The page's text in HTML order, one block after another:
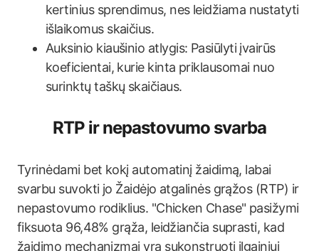
kertinius sprendimus, nes leidžiama nustatyti
išlaikomus skaičius.
Auksinio kiaušinio atlygis: Pasiūlyti įvairūs
koeficientai, kurie kinta priklausomai nuo
surinktų taškų skaičiaus.
RTP ir nepastovumo svarba
Tyrinėdami bet kokį automatinį žaidimą, labai
svarbu suvokti jo Žaidėjo atgalinės grąžos (RTP) ir
nepastovumo rodiklius. "Chicken Chase" pasižymi
fiksuota 96,48% grąža, leidžiančia suprasti, kad
žaidimo mechanizmai yra sukonstruoti ilgainiui